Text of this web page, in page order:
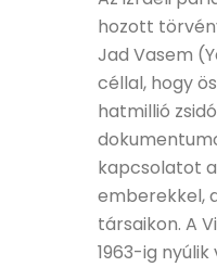
hozott
Jad Vasem
céllal, hogy
hatmillió
kapcsolatot
emberekkel,
társaikon. A
1963-ig